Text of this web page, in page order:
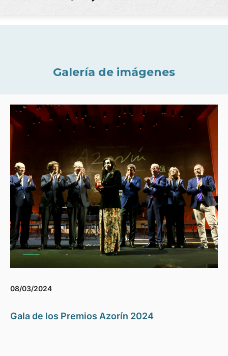
Galería de imágenes
08/03/2024
Gala de los Premios Azorín 2024